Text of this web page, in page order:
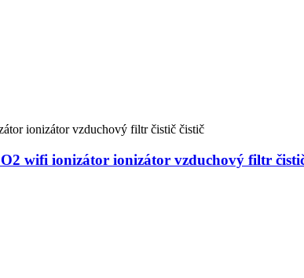
wifi ionizátor ionizátor vzduchový filtr